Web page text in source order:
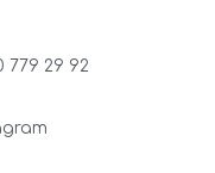
779 29 92